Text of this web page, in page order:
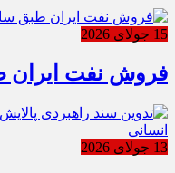
15 جولای 2026
فروش نفت ایران
13 جولای 2026